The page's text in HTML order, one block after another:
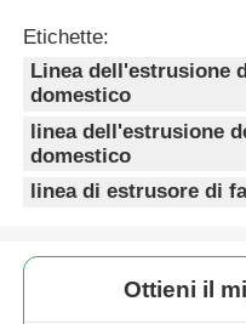
Etichette:
Linea dell'estrusione
domestico
linea dell'estrusione
domestico
linea di estrusore di
Ottieni il